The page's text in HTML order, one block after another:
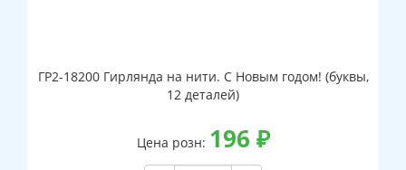
ГР2-18200 Гирлянда на нити. С Новым годом! (буквы,
12 деталей)
Цена розн: 196 ₽